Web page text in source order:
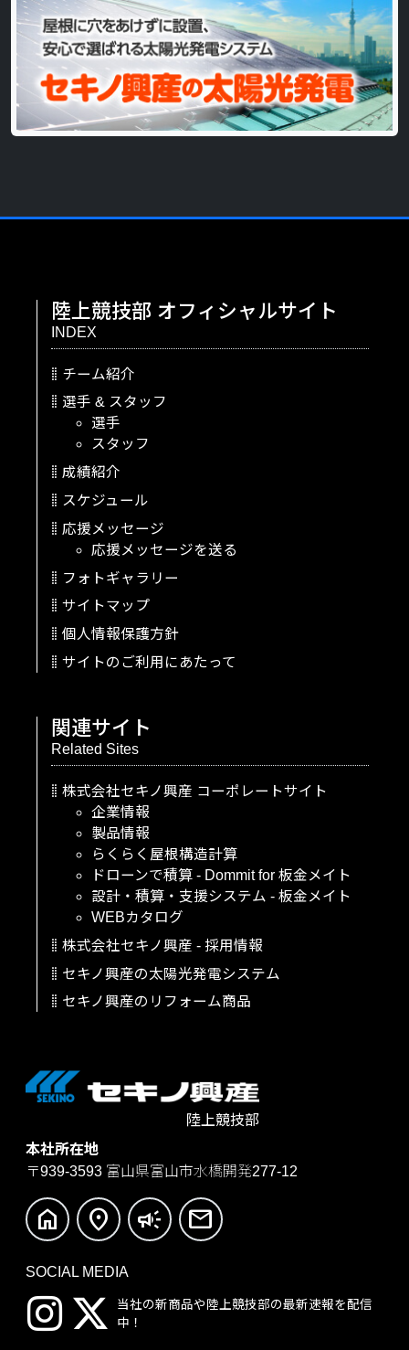
陸上競技部
本社所在地
〒939-3593 富山県富山市水橋開発277-12
home location_on campaign mail
SOCIAL MEDIA
当社の新商品や陸上競技部の最新速報を配信
中！
陸上競技部 オフィシャルサイト
INDEX
チーム紹介
選手 & スタッフ
選手
スタッフ
成績紹介
スケジュール
応援メッセージ
応援メッセージを送る
フォトギャラリー
サイトマップ
個人情報保護方針
サイトのご利用にあたって
関連サイト
Related Sites
株式会社セキノ興産 コーポレートサイト
企業情報
製品情報
らくらく屋根構造計算
ドローンで積算 - Dommit for 板金メイト
設計・積算・支援システム - 板金メイト
WEBカタログ
株式会社セキノ興産 - 採用情報
セキノ興産の太陽光発電システム
セキノ興産のリフォーム商品